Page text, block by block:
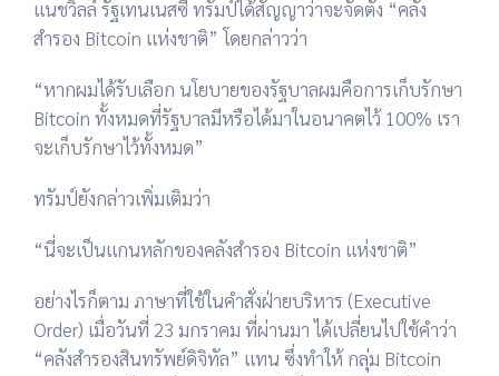
แนชวิลล์ รัฐเทนเนสซีทรัมป์ได้สัญญาว่าจะจัดตั้ง “คลัง
สำรอง Bitcoin แห่งชาติ” โดยกล่าวว่า
“หากผมได้รับเลือก นโยบายของรัฐบาลผมคือการเก็บรักษา
Bitcoin ทั้งหมดที่รัฐบาลมีหรือได้มาในอนาคตไว้ 100% เรา
จะเก็บรักษาไว้ทั้งหมด”
ทรัมป์ยังกล่าวเพิ่มเติมว่า
“นี่จะเป็นแกนหลักของคลังสำรอง Bitcoin แห่งชาติ”
อย่างไรก็ตาม ภาษาที่ใช้ในคำสั่งฝ่ายบริหาร (Executive
Order) เมื่อวันที่ 23 มกราคม ที่ผ่านมา ได้เปลี่ยนไปใช้คำว่า
“คลังสำรองสินทรัพย์ดิจิทัล” แทน ซึ่งทำให้กลุ่ม Bitcoin